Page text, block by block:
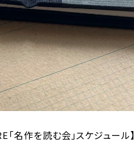
名作を読む会」スケジュール】